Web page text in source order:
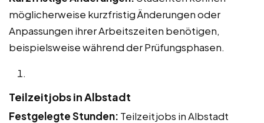
möglicherweise kurzfristig Änderungen oder
Anpassungen ihrer Arbeitszeiten benötigen,
beispielsweise während der Prüfungsphasen.
Teilzeitjobs in Albstadt
Festgelegte Stunden: Teilzeitjobs in Albstadt